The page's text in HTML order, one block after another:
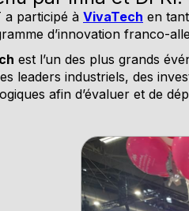
a participé à VivaTech en
d’innovation franco-
est l’un des plus grands
leaders industriels, des
afin d’évaluer et de